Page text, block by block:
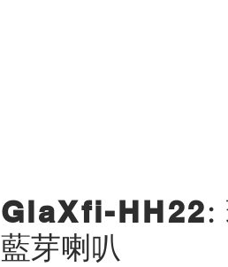
GlaXfi-HH22:
藍芽喇叭